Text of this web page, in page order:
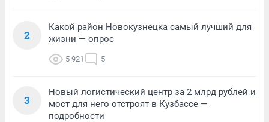
2
Какой район Новокузнецка самый лучший для
жизни — опрос
5 921 5
3
Новый логистический центр за 2 млрд рублей и
мост для него отстроят в Кузбассе —
подробности